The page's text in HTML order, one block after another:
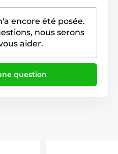
encore été posée.
nous serons
aider.
question